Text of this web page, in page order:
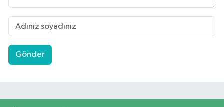
Gönder